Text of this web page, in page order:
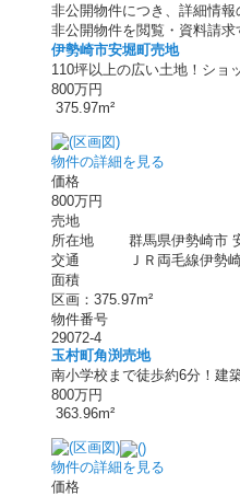
非公開物件につき、詳細情
非公開物件を閲覧・資料請
伊勢崎市安堀町売地
110坪以上の広い土地！ショ
800万円
375.97m²
物件の詳細を見る
価格
800万円
売地
所在地
群馬県伊勢崎市
交通
ＪＲ両毛線伊勢
面積
区画：375.97m²
物件番号
29072-4
玉村町角渕売地
南小学校まで徒歩約6分！建
800万円
363.96m²
物件の詳細を見る
価格